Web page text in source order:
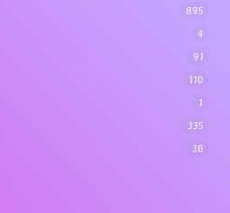
895
4
91
110
1
335
38